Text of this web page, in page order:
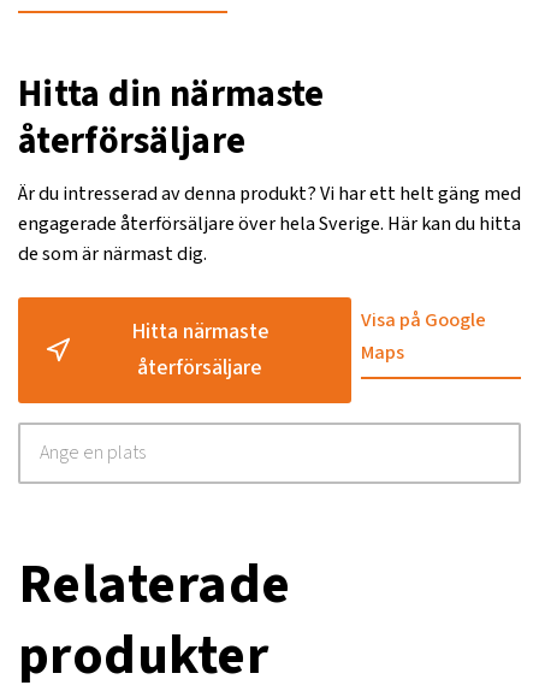
Hitta din närmaste
återförsäljare
Är du intresserad av denna produkt? Vi har ett helt gäng med
engagerade återförsäljare över hela Sverige. Här kan du hitta
de som är närmast dig.
Hitta närmaste
återförsäljare
Visa på Google
Maps
Relaterade
produkter